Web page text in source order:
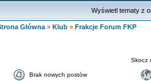
Wyświetl tematy z
Główna » Klub » Frakcje Forum FKP
Skocz
Brak nowych postów